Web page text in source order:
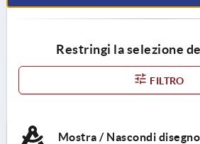
Restringi la selezione
FILTRO
Mostra / Nascondi disegno